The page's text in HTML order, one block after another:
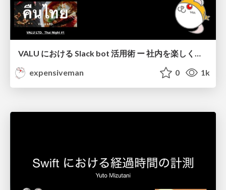
VALU における Slack bot 活用術 ー 社内を楽しくする試みとその実装 ー / Slack bot usages with Swift in VALU Inc.
expensiveman
0 1k